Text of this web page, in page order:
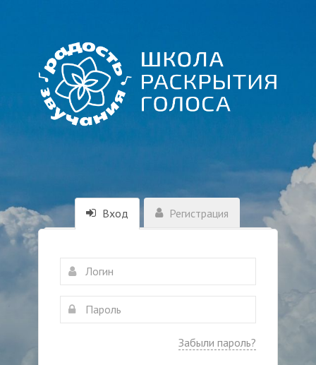
Вход Регистрация
Забыли пароль?